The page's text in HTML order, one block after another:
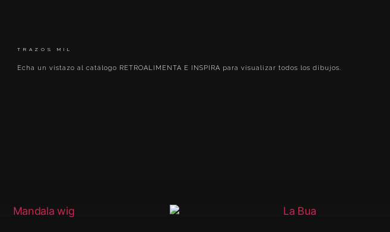
TRAZOS MIL
Echa un vistazo al catálogo RETROALIMENTA E INSPIRA para visualizar todos los dibujos.